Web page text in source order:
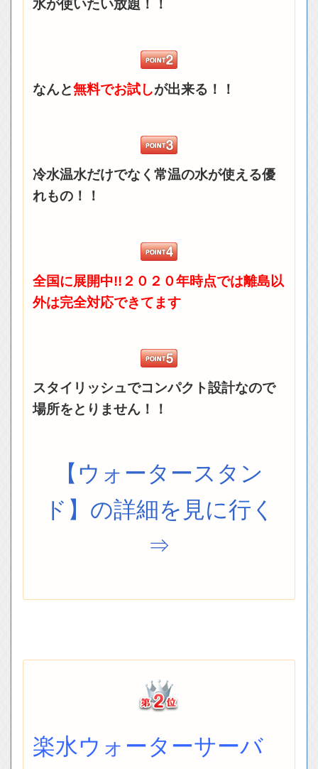
水が使いたい放題！！
なんと無料でお試しが出来る！！
冷水温水だけでなく常温の水が使える優
れもの！！
全国に展開中!!２０２０年時点では離島以
外は完全対応できてます
スタイリッシュでコンパクト設計なので
場所をとりません！！
【ウォータースタン
ド】の詳細を見に行く
⇒
楽水ウォーターサーバ